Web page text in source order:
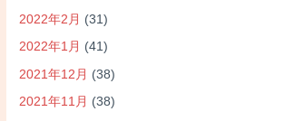
2022年2月 (31)
2022年1月 (41)
2021年12月 (38)
2021年11月 (38)